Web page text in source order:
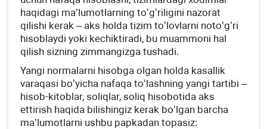
haqidagi ma’lumotlarning toʻgʻriligini nazorat
qilishi kerak – aks holda tizim toʻlovlarni notoʻgʻri
hisoblaydi yoki kechiktiradi, bu muammoni hal
qilish sizning zimmangizga tushadi.
Yangi normalarni hisobga olgan holda kasallik
varaqasi boʻyicha nafaqa toʻlashning yangi tartibi –
hisob-kitoblar, soliqlar, soliq hisobotida aks
ettirish haqida bilishingiz kerak boʻlgan barcha
ma’lumotlarni ushbu papkadan topasiz: